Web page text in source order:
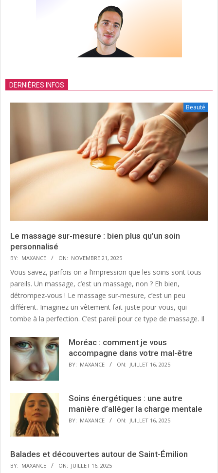
DERNIÈRES INFOS
Beauté
Le massage sur-mesure : bien plus qu’un soin
personnalisé
BY: MAXANCE ON: NOVEMBRE 21, 2025
Vous savez, parfois on a l’impression que les soins sont tous
pareils. Un massage, c’est un massage, non ? Eh bien,
détrompez-vous ! Le massage sur-mesure, c’est un peu
différent. Imaginez un vêtement fait juste pour vous, qui
tombe à la perfection. C’est pareil pour ce type de massage. Il
Moréac : comment je vous
accompagne dans votre mal-être
BY: MAXANCE ON: JUILLET 16, 2025
Soins énergétiques : une autre
manière d’alléger la charge mentale
BY: MAXANCE ON: JUILLET 16, 2025
Balades et découvertes autour de Saint-Émilion
BY: MAXANCE ON: JUILLET 16, 2025